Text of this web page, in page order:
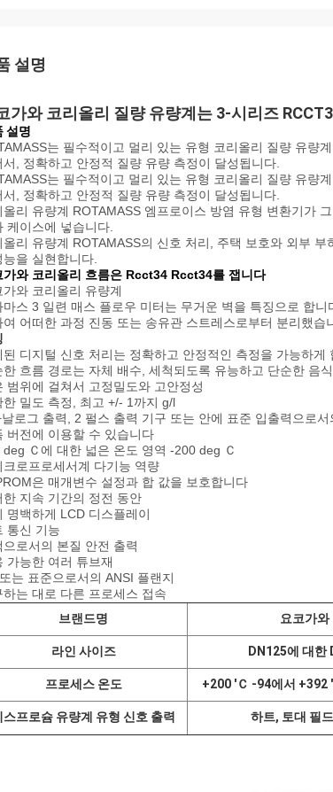
설명
가와 코리올리 질량 유량계는 3-시리즈
설명
는 필수적이고 멀리 있는 유형 코리올리 질량 유량
서, 정확하고 안정적 질량 유량 측정이 달성됩니다.
는 필수적이고 멀리 있는 유형 코리올리 질량 유량
서, 정확하고 안정적 질량 유량 측정이 달성됩니다.
올리 유량계 ROTAMASS 엠프로이스 방염 유형 변환기가
케이스에 넣습니다.
올리 유량계 ROTAMASS의 신호 처리, 주택 보호와 외부
능을 실현합니다.
가와 코리올리 흐름은 Rcct34 Rcct34를 잽니다
가와 코리올리 유량계
마스 3 일련 매스 플로우 미터는 무거운 벽을 특징으로 합
여 어떠한 과정 진동 또는 송유관 스트레스로부터 분리했습
된 디지털 신호 처리는 정확하고 안정적인 측정을 가능하게
한 흐름 경로는 자체 배수, 세척되도록 유능하고 단순한 음
범위에 걸쳐서 고정밀도와 고안정성
한 밀도 측정, 최고 +/- 1까지 g/l
로그 출력, 2 펄스 출력 기구 또는 안에 표준 입출력으로
버전에 이용할 수 있습니다
deg Ｃ에 대한 넓은 온도 영역 -200 deg Ｃ
크로프로세서계 다기능 역량
은 매개변수 설정과 합 값을 보호합니다
한 지속 기간의 정전 동안
명백하게 LCD 디스플레이
통신 기능
으로서의 본질 안전 출력
가능한 여러 튜브재
는 표준으로서의 ANSI 플랜지
하는 대로 다른 프로세스 접속
브랜드명
요코가와
라인 사이즈 DN125에 대한
프로세스 온도 +200 'Ｃ -94에서 +392
스프로슘 유량계 유형 신호 출력 하트, 토대 필